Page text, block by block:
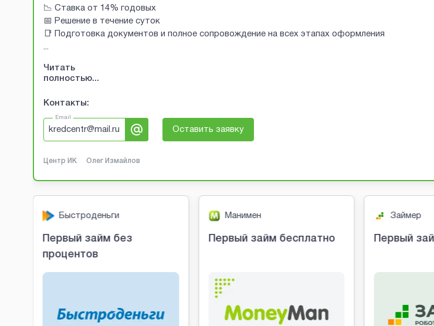
📉 Ставка от 14% годовых
📅 Решение в течение суток
📑 Подготовка документов и полное сопровождение на всех этапах оформления
...
Читать
полностью...
Контакты:
Email
kredcentr@mail.ru Оставить заявку
Центр ИК Олег Измайлов
Быстроденьги
Первый займ без
процентов
Манимен
Первый займ бесплатно
Займер
Первый